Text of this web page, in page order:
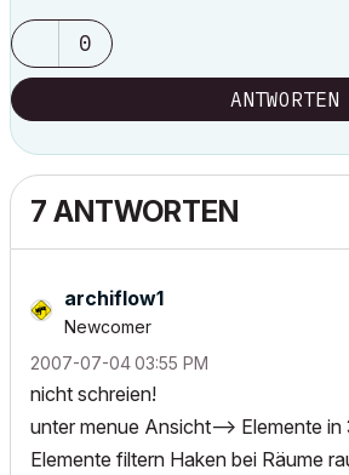
0
ANTWORTEN
7 ANTWORTEN
archiflow1
Newcomer
‎2007-07-0403:55 PM
nicht schreien!
unter menue Ansicht--> Elemente
Elemente filtern Haken bei Räume